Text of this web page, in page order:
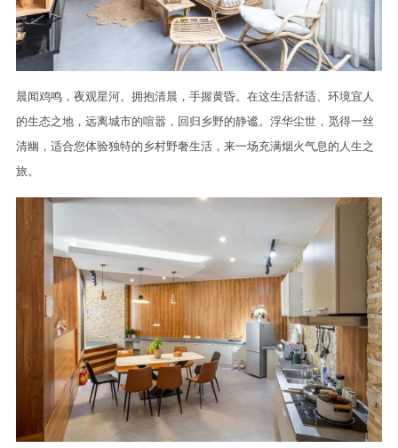
晨闻鸡鸣，夜观星河。拥抱清晨，手握黄昏。在这生活舒适、环境宜人
的生态之地，远离城市的喧嚣，回归乡野的静谧。浮华尘世，觅得一丝
清幽，适合您体验独特的乡村野奢生活，来一场充满烟火气息的人生之
旅。